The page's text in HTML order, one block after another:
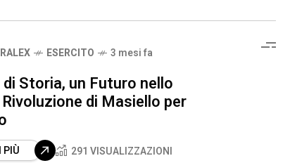
ESERCITO 3 mesi fa
Storia, un Futuro nello
di Masiello per
PIÙ 291 VISUALIZZAZIONI